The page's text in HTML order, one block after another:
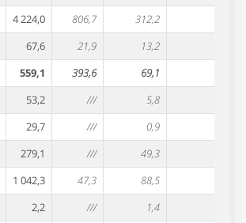
4 224,0 806,7 312,2
67,6 21,9 13,2
559,1 393,6 69,1
53,2 /// 5,8
29,7 /// 0,9
279,1 /// 49,3
1 042,3 47,3 88,5
2,2 /// 1,4